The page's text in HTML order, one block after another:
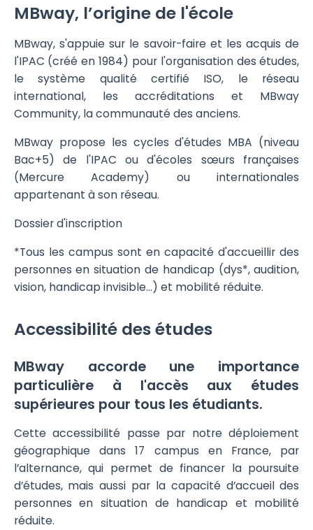
MBway, l’origine de l'école
MBway, s'appuie sur le savoir-faire et les acquis de
l'IPAC (créé en 1984) pour l'organisation des études,
le système qualité certifié ISO, le réseau
international, les accréditations et MBway
Community, la communauté des anciens.
MBway propose les cycles d'études MBA (niveau
Bac+5) de l'IPAC ou d'écoles sœurs françaises
(Mercure Academy) ou internationales
appartenant à son réseau.
Dossier d'inscription
*Tous les campus sont en capacité d'accueillir des
personnes en situation de handicap (dys*, audition,
vision, handicap invisible...) et mobilité réduite.
Accessibilité des études
MBway accorde une importance
particulière à l'accès aux études
supérieures pour tous les étudiants.
Cette accessibilité passe par notre déploiement
géographique dans 17 campus en France, par
l’alternance, qui permet de financer la poursuite
d’études, mais aussi par la capacité d’accueil des
personnes en situation de handicap et mobilité
réduite.